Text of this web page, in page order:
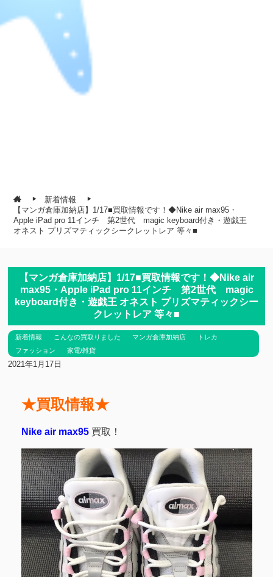
新着情報
【マンガ倉庫加納店】1/17■買取情報です！◆Nike air max95・
Apple iPad pro 11インチ 第2世代 magic keyboard付き・遊戯王
オネスト プリズマティックシークレットレア 等々■
【マンガ倉庫加納店】1/17■買取情報です！◆Nike air
max95・Apple iPad pro 11インチ 第2世代 magic
keyboard付き・遊戯王 オネスト プリズマティックシー
クレットレア 等々■
新着情報 こんなの買取りました マンガ倉庫加納店
トレカ
ファッション
家電/雑貨
2021年1月17日
★買取情報★
Nike air max95買取！